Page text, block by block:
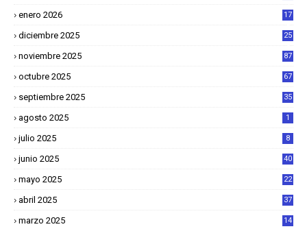
enero 2026
17
diciembre 2025
25
noviembre 2025 87
octubre 2025 67
septiembre 2025 35
agosto 2025 1
julio 2025 8
junio 2025 40
mayo 2025
22
abril 2025
37
marzo 2025
14